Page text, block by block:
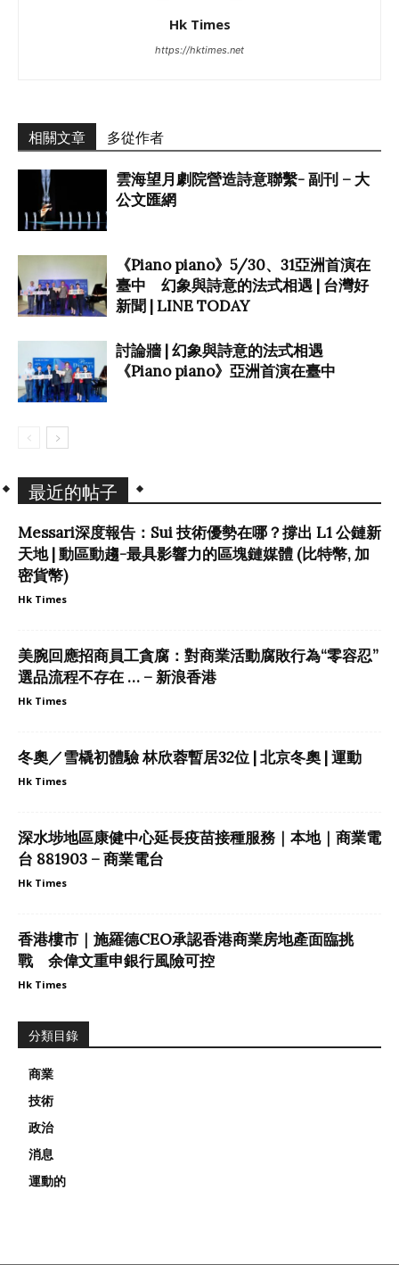
Hk Times
https://hktimes.net
相關文章 多從作者
雲海望月劇院營造詩意聯繫- 副刊 – 大
公文匯網
《Piano piano》5/30、31亞洲首演在
臺中 幻象與詩意的法式相遇 | 台灣好
新聞 | LINE TODAY
討論牆 | 幻象與詩意的法式相遇
《Piano piano》亞洲首演在臺中
最近的帖子
Messari深度報告：Sui 技術優勢在哪？撐出 L1 公鏈新
天地 | 動區動趨-最具影響力的區塊鏈媒體 (比特幣, 加
密貨幣)
Hk Times
美腕回應招商員工貪腐：對商業活動腐敗行為“零容忍”
選品流程不存在 … – 新浪香港
Hk Times
冬奧／雪橇初體驗 林欣蓉暫居32位 | 北京冬奧 | 運動
Hk Times
深水埗地區康健中心延長疫苗接種服務｜本地｜商業電
台 881903 – 商業電台
Hk Times
香港樓市｜施羅德CEO承認香港商業房地產面臨挑
戰 余偉文重申銀行風險可控
Hk Times
分類目錄
商業
技術
政治
消息
運動的